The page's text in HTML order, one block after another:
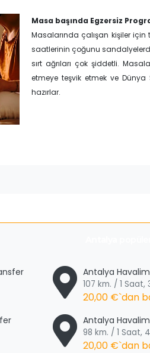
Masa başında Egzersiz
Masalarında çalışan kişiler için
saatlerinin çoğunu
sırt ağrıları çok şiddetli.
etmeye teşvik etmek ve
hazırlar.
Antalya
107 km. / 1 Saat,
20,00 €`dan
Antalya
98 km. / 1 Saat,
20,00 €`dan